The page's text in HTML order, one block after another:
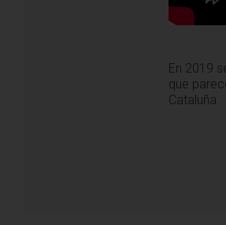
En 2019
que
Cataluña.